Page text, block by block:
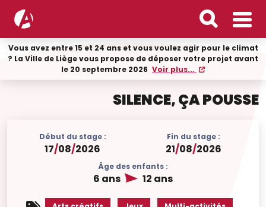
Vous avez entre 15 et 24 ans et vous voulez agir pour le climat
? La Ville de Liège vous propose de déposer votre projet avant
le 20 septembre 2026 Voir plus...
SILENCE, ÇA POUSSE
Début du stage :
17/08/2026
Fin du stage :
21/08/2026
Âge des enfants :
6 ans 12 ans